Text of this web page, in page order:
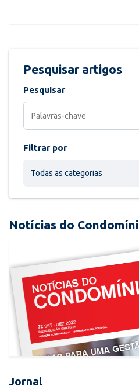
Pesquisar artigos
Pesquisar
Filtrar por
Todas as categorias
Notícias do
Jornal